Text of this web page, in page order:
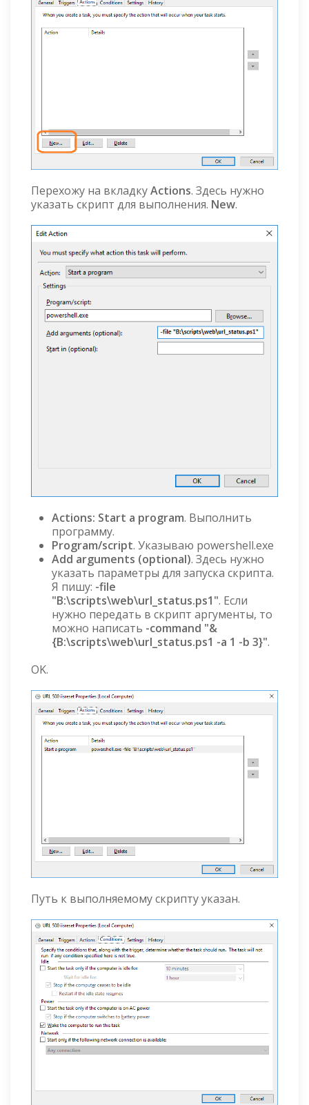
Перехожу на вкладкуActions. Здесь нужно
указать скрипт для выполнения. New.
Actions: Start a program. Выполнить
программу.
Program/script. Указываю powershell.exe
Add arguments (optional). Здесь нужно
указать параметры для запуска скрипта.
Я пишу: -file
"B:\scripts\web\url_status.ps1". Если
нужно передать в скрипт аргументы, то
можно написать -command "&
{B:\scripts\web\url_status.ps1 -a 1 -b 3}".
OK.
Путь к выполняемому скрипту указан.